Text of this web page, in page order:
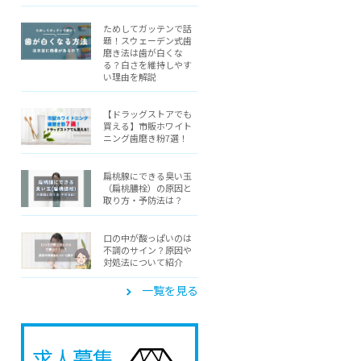
ためしてガッテンで話
題！スウェーデン式歯
磨き法は歯が白くな
る？白さを維持しやす
い理由を解説
【ドラッグストアでも
買える】市販ホワイト
ニング歯磨き粉7選！
扁桃腺にできる臭い玉
（扁桃膿栓）の原因と
取り方・予防法は？
口の中が酸っぱいのは
不調のサイン？原因や
対処法について紹介
一覧を見る